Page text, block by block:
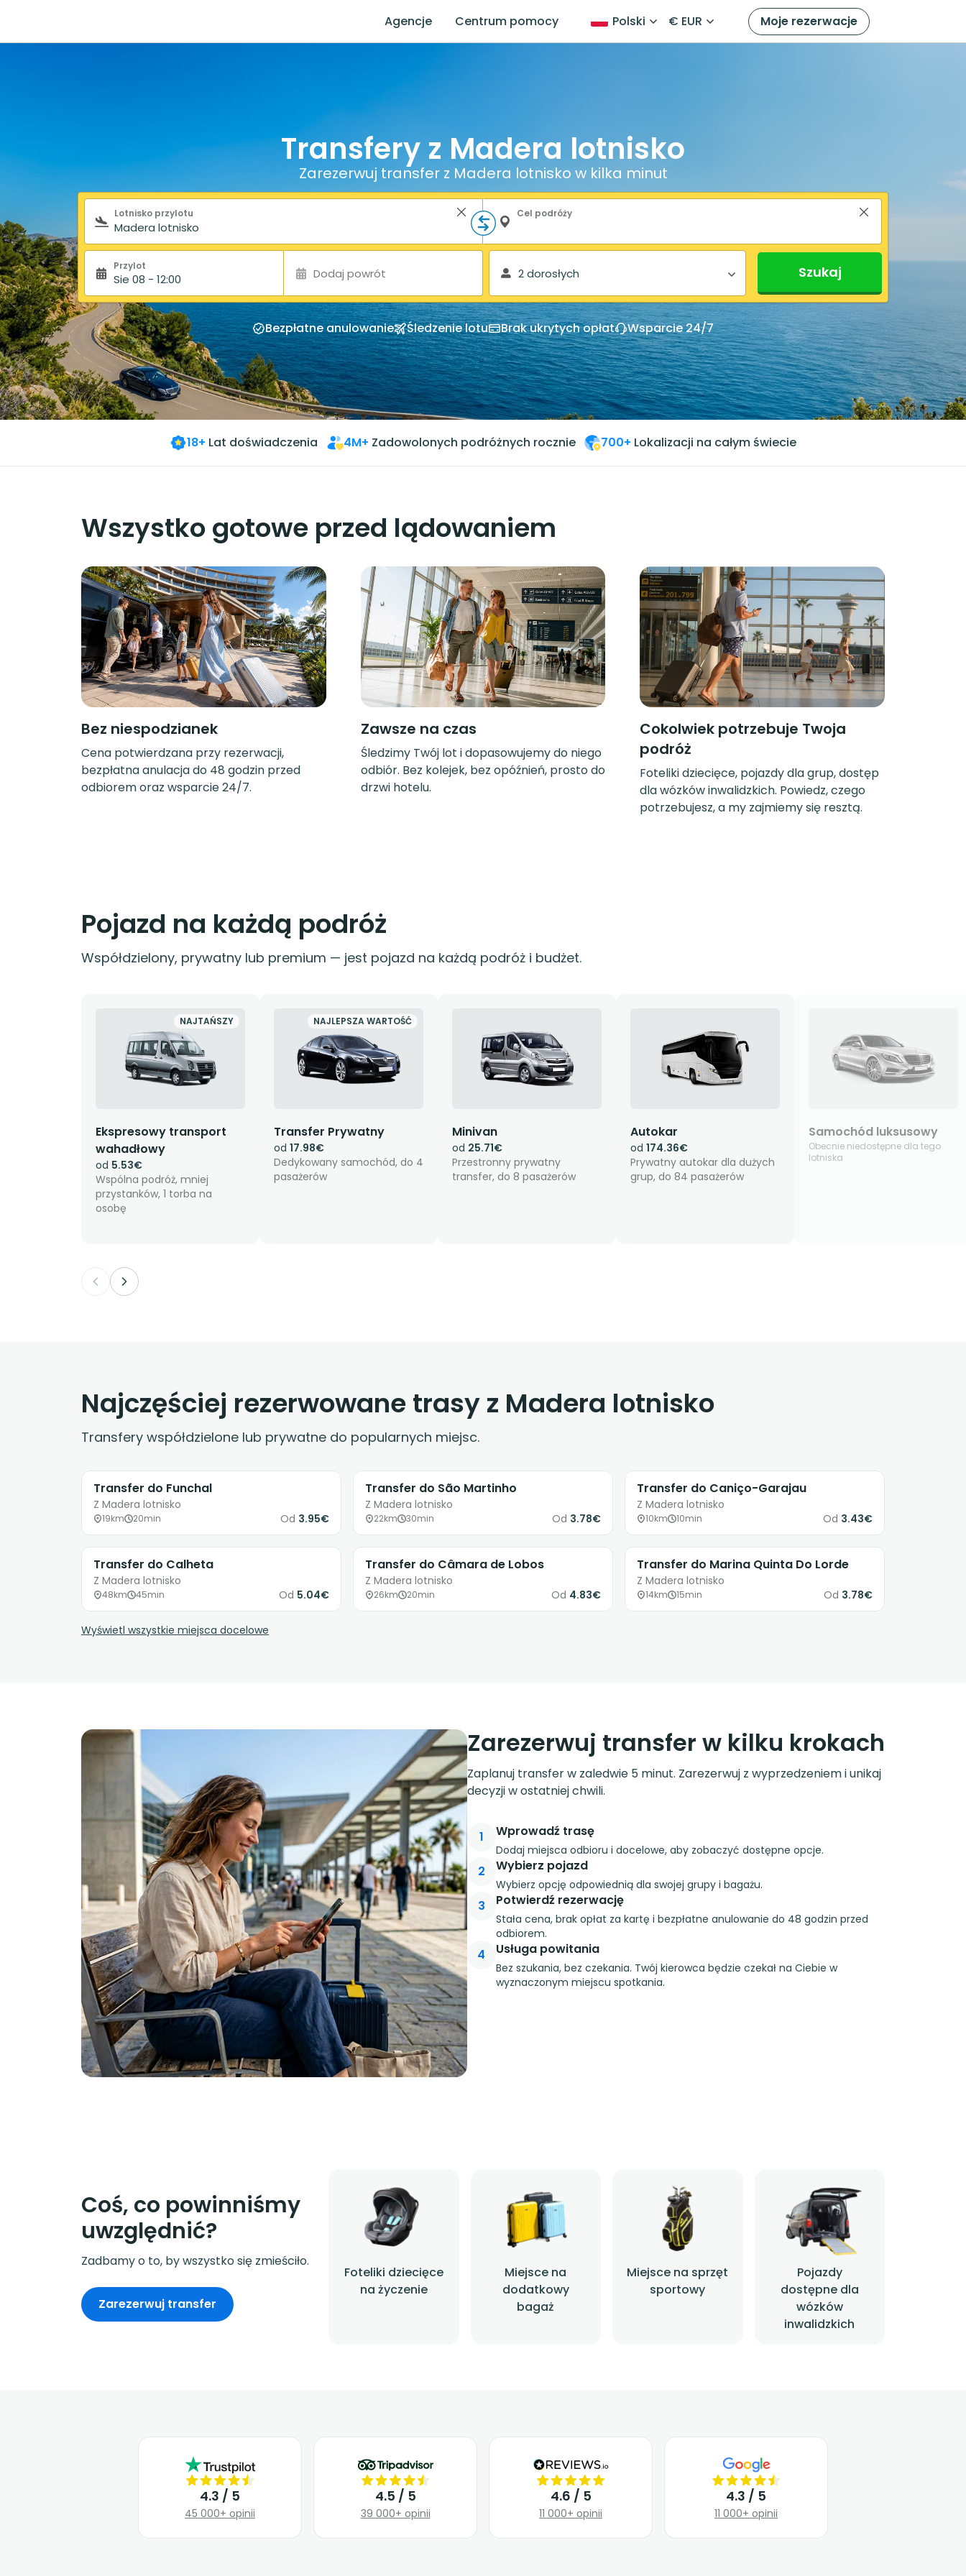
Agencje Centrum pomocy Polski € EUR Moje rezerwacje
Transfery z Madera lotnisko
Zarezerwuj transfer z Madera lotnisko w kilka minut
Formularz wyszukiwania
Lotnisko przylotu Cel podróży
Przylot
Sie 08 - 12:00 Dodaj powrót 2 dorosłych Szukaj
Bezpłatne anulowanie Śledzenie lotu Brak ukrytych opłat Wsparcie 24/7
18+ Lat doświadczenia 4M+ Zadowolonych podróżnych rocznie 700+ Lokalizacji na całym świecie
Wszystko gotowe przed lądowaniem
Bez niespodzianek
Cena potwierdzana przy rezerwacji,
bezpłatna anulacja do 48 godzin przed
odbiorem oraz wsparcie 24/7.
Zawsze na czas
Śledzimy Twój lot i dopasowujemy do niego
odbiór. Bez kolejek, bez opóźnień, prosto do
drzwi hotelu.
Cokolwiek potrzebuje Twoja
podróż
Foteliki dziecięce, pojazdy dla grup, dostęp
dla wózków inwalidzkich. Powiedz, czego
potrzebujesz, a my zajmiemy się resztą.
Pojazd na każdą podróż
Współdzielony, prywatny lub premium — jest pojazd na każdą podróż i budżet.
NAJTAŃSZY
Ekspresowy transport
wahadłowy
od 5.53€
Wspólna podróż, mniej
przystanków, 1 torba na
osobę
NAJLEPSZA WARTOŚĆ
Transfer Prywatny
od 17.98€
Dedykowany samochód, do 4
pasażerów
Minivan
od 25.71€
Przestronny prywatny
transfer, do 8 pasażerów
Autokar
od 174.36€
Prywatny autokar dla dużych
grup, do 84 pasażerów
Samochód luksusowy
Obecnie niedostępne dla tego
lotniska
Najczęściej rezerwowane trasy z Madera lotnisko
Transfery współdzielone lub prywatne do popularnych miejsc.
Transfer do Funchal
Z Madera lotnisko
19km 20min Od 3.95€
Transfer do São Martinho
Z Madera lotnisko
22km 30min Od 3.78€
Transfer do Caniço-Garajau
Z Madera lotnisko
10km 10min Od 3.43€
Transfer do Calheta
Z Madera lotnisko
48km 45min Od 5.04€
Transfer do Câmara de Lobos
Z Madera lotnisko
26km 20min Od 4.83€
Transfer do Marina Quinta Do Lorde
Z Madera lotnisko
14km 15min Od 3.78€
Wyświetl wszystkie miejsca docelowe
Zarezerwuj transfer w kilku krokach
Zaplanuj transfer w zaledwie 5 minut. Zarezerwuj z wyprzedzeniem i unikaj
decyzji w ostatniej chwili.
1 Wprowadź trasę
Dodaj miejsca odbioru i docelowe, aby zobaczyć dostępne opcje.
2 Wybierz pojazd
Wybierz opcję odpowiednią dla swojej grupy i bagażu.
3 Potwierdź rezerwację
Stała cena, brak opłat za kartę i bezpłatne anulowanie do 48 godzin przed
odbiorem.
4 Usługa powitania
Bez szukania, bez czekania. Twój kierowca będzie czekał na Ciebie w
wyznaczonym miejscu spotkania.
Coś, co powinniśmy
uwzględnić?
Zadbamy o to, by wszystko się zmieściło.
Foteliki dziecięce
na życzenie
Miejsce na
dodatkowy
bagaż
Miejsce na sprzęt
sportowy
Pojazdy
dostępne dla
wózków
inwalidzkich
Zarezerwuj transfer
4.3 / 5
45 000+ opinii
4.5 / 5
39 000+ opinii
4.6 / 5
11 000+ opinii
4.3 / 5
11 000+ opinii